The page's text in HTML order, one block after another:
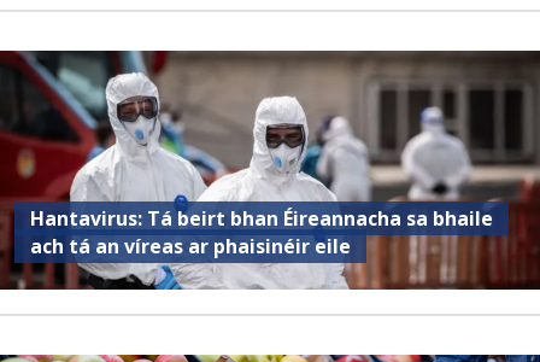
Hantavirus: Tá beirt bhan Éireannacha sa bhaile
ach tá an víreas ar phaisinéir eile